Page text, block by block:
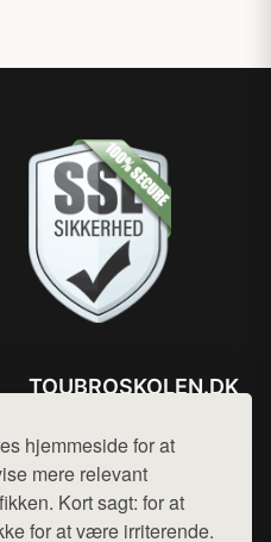
hjemmeside for at
mere relevant
Kort sagt: for at
for at være irriterende.
TOUBROSKOLEN.DK
Mail: hej@want.dk
Cookie- og privatlivspolitik